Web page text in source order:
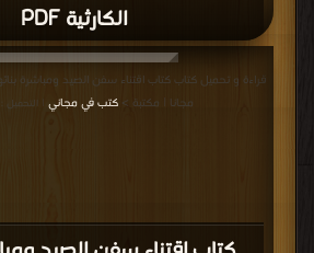
الكارثية PDF
مجانا | مكتبة >كتب في مجاني |